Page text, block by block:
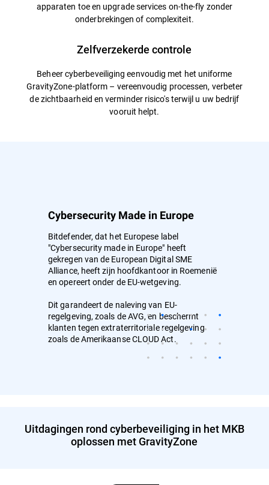
apparaten toe en upgrade services on-the-fly zonder
onderbrekingen of complexiteit.
Zelfverzekerde controle
Beheer cyberbeveiliging eenvoudig met het uniforme
GravityZone-platform – vereenvoudig processen, verbeter
de zichtbaarheid en verminder risico's terwijl u uw bedrijf
vooruit helpt.
Cybersecurity Made in Europe
Bitdefender, dat het Europese label
"Cybersecurity made in Europe" heeft
gekregen van de European Digital SME
Alliance, heeft zijn hoofdkantoor in Roemenië
en opereert onder de EU-wetgeving.
Dit garandeert de naleving van EU-
regelgeving, zoals de AVG, en beschermt
klanten tegen extraterritoriale regelgeving
zoals de Amerikaanse CLOUD Act.
Uitdagingen rond cyberbeveiliging in het MKB
oplossen met GravityZone